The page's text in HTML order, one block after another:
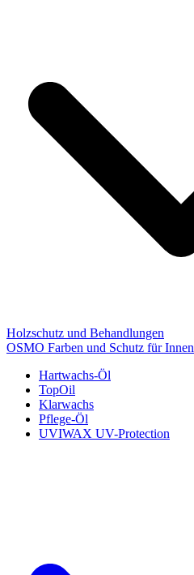
Holzschutz und Behandlungen
OSMO Farben und Schutz für Innen
Hartwachs-Öl
TopOil
Klarwachs
Pflege-Öl
UVIWAX UV-Protection